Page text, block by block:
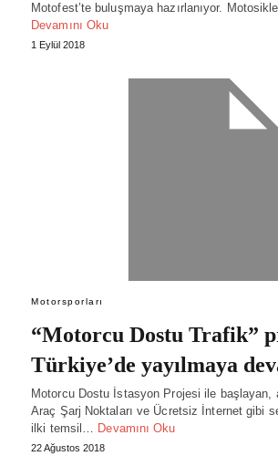
Motofest’te buluşmaya hazırlanıyor.
Devamını Oku
1 Eylül 2018
Motorsporları
“Motorcu Dostu Trafik”
Türkiye’de yayılmaya
Motorcu Dostu İstasyon Projesi ile başlayan,
Araç Şarj Noktaları ve Ücretsiz İnternet gibi
ilki temsil… Devamını Oku
22 Ağustos 2018